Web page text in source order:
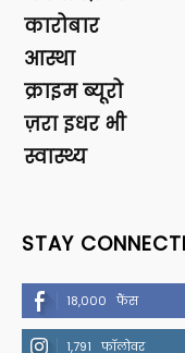
कारोबार
आस्था
क्राइम ब्यूरो
ज़रा इधर भी
स्वास्थ्य
STAY
18,000 फैंस
1,791 फॉलोवर